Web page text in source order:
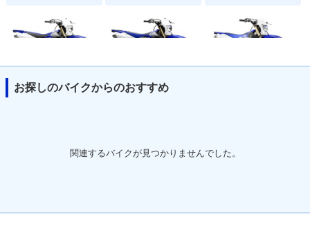
2015年 WR450F・
2015年 WR450F
2013年 WR450F・
お探しのバイクからのおすすめ
関連するバイクが見つかりませんでした。